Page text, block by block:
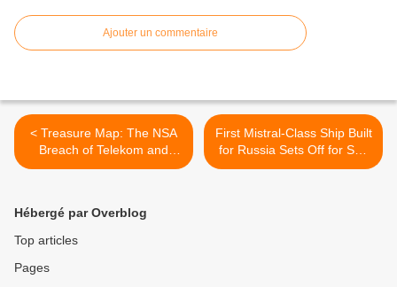
Ajouter un commentaire
< Treasure Map: The NSA
Breach of Telekom and
Other German Firms
First Mistral-Class Ship Built
for Russia Sets Off for Sea
Trials: Reports >
Hébergé par Overblog
Top articles
Pages